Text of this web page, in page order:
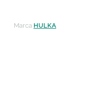
Marca HULKA